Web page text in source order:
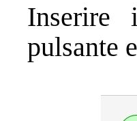
Inserire
pulsante